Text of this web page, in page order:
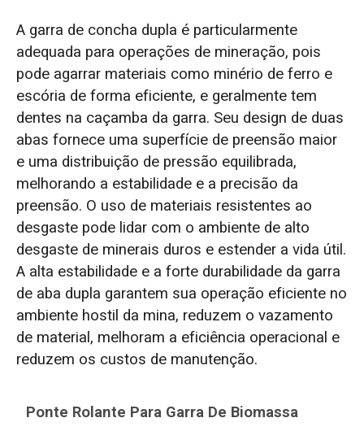
A garra de concha dupla é particularmente
adequada para operações de mineração, pois
pode agarrar materiais como minério de ferro e
escória de forma eficiente, e geralmente tem
dentes na caçamba da garra. Seu design de duas
abas fornece uma superfície de preensão maior
e uma distribuição de pressão equilibrada,
melhorando a estabilidade e a precisão da
preensão. O uso de materiais resistentes ao
desgaste pode lidar com o ambiente de alto
desgaste de minerais duros e estender a vida útil.
A alta estabilidade e a forte durabilidade da garra
de aba dupla garantem sua operação eficiente no
ambiente hostil da mina, reduzem o vazamento
de material, melhoram a eficiência operacional e
reduzem os custos de manutenção.
Ponte Rolante Para Garra De Biomassa